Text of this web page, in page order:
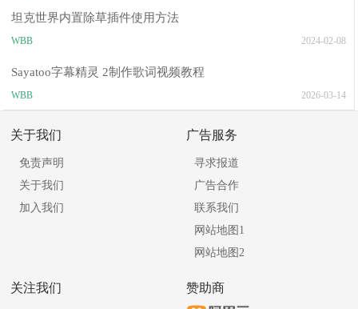
坦克世界内置除草插件使用方法
WBB 2024-02-08
Sayatoo字幕精灵 2制作歌词视频教程
WBB 2026-03-14
关于我们
免责声明
关于我们
加入我们
广告服务
寻求报道
广告合作
联系我们
网站地图1
网站地图2
关注我们 赞助商